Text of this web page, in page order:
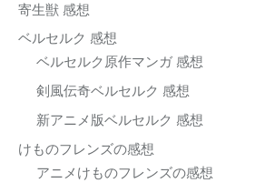
寄生獣 感想
ベルセルク 感想
ベルセルク原作マンガ 感想
剣風伝奇ベルセルク 感想
新アニメ版ベルセルク 感想
けものフレンズの感想
アニメけものフレンズの感想